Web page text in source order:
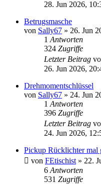
28. Jun 2026,
Betrugsmasche
von Sally67 » 26. Jun
1 Antworten
324 Zugriffe
Letzter Beitrag
26. Jun 2026,
Drehmomentschlüssel
von Sally67 » 24. Jun
1 Antworten
396 Zugriffe
Letzter Beitrag
24. Jun 2026,
Pickup Rücklichter mal
von FEtischist » 22.
6 Antworten
531 Zugriffe